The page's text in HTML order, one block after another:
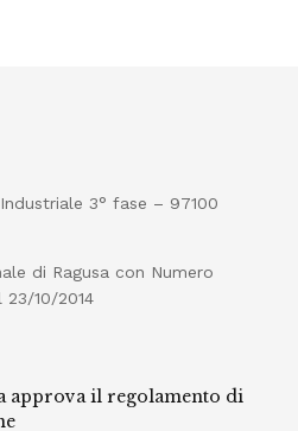
3° fase – 97100
di Ragusa con Numero
23/10/2014
approva il regolamento di